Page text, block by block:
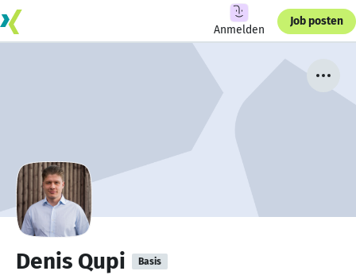
Anmelden
Job posten
Denis Qupi Basis